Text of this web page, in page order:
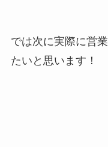
では次に実際に営
たいと思います！